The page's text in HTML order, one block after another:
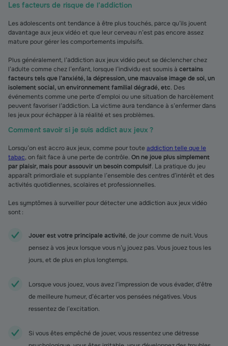
Les facteurs de risque de l’addiction
Les adolescents ont tendance à être plus touchés, parce qu’ils jouent
davantage aux jeux vidéo et que leur cerveau n’est pas encore assez
mature pour gérer les comportements impulsifs.
Plus généralement, l’addiction aux jeux vidéo peut se déclencher chez
l’adulte comme chez l’enfant, lorsque l’individu est soumis à certains
facteurs tels que l’anxiété, la dépression, une mauvaise image de soi, un
isolement social, un environnement familial dégradé, etc. Des
événements comme une perte d’emploi ou une situation de harcèlement
peuvent favoriser l’addiction. La victime aura tendance à s’enfermer dans
les jeux pour échapper à la réalité et ses problèmes.
Comment savoir si je suis addict aux jeux ?
Lorsqu’on est accro aux jeux, comme pour touteaddiction telle que le
tabac, on fait face à une perte de contrôle. On ne joue plus simplement
par plaisir, mais pour assouvir un besoin compulsif. La pratique du jeu
apparaît primordiale et supplante l’ensemble des centres d’intérêt et des
activités quotidiennes, scolaires et professionnelles.
Les symptômes à surveiller pour détecter une addiction aux jeux vidéo
sont :
Jouer est votre principale activité, de jour comme de nuit. Vous
pensez à vos jeux lorsque vous n’y jouez pas. Vous jouez tous les
jours, et de plus en plus longtemps.
Lorsque vous jouez, vous avez l’impression de vous évader, d’être
de meilleure humeur, d’écarter vos pensées négatives. Vous
ressentez de l’excitation.
Si vous êtes empêché de jouer, vous ressentez une détresse